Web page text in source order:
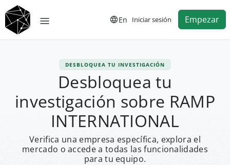
En Iniciar sesión Empezar
DESBLOQUEA TU INVESTIGACIÓN
Desbloquea tu
investigación sobre RAMP
INTERNATIONAL
Verifica una empresa específica, explora el
mercado o accede a todas las funcionalidades
para tu equipo.